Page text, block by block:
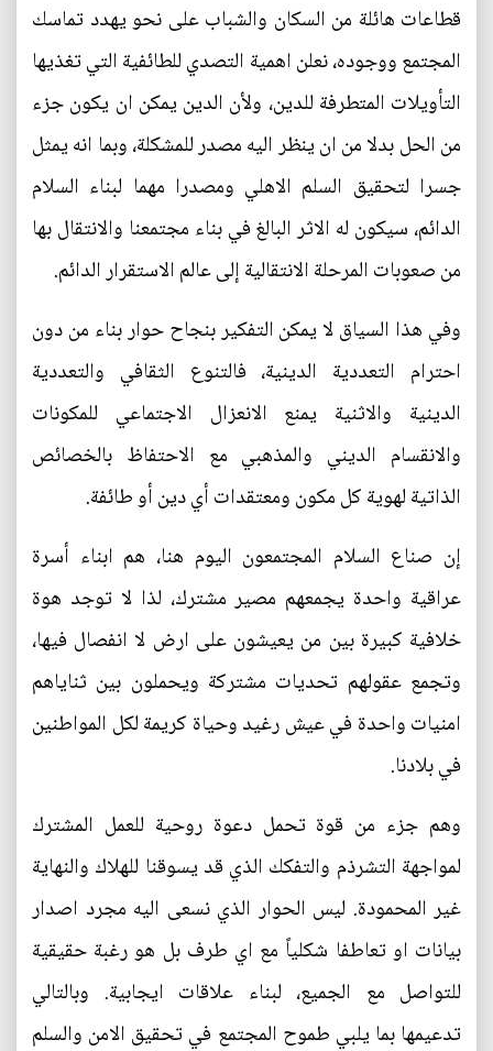
قطاعات هائلة من السكان والشباب على نحو يهدد تماسك
المجتمع ووجوده، نعلن اهمية التصدي للطائفية التي تغذيها
التأويلات المتطرفة للدين، ولأن الدين يمكن ان يكون جزء
من الحل بدلا من ان ينظر اليه مصدر للمشكلة، وبما انه يمثل
جسرا لتحقيق السلم الاهلي ومصدرا مهما لبناء السلام
الدائم، سيكون له الاثر البالغ في بناء مجتمعنا والانتقال بها
من صعوبات المرحلة الانتقالية إلى عالم الاستقرار الدائم.
وفي هذا السياق لا يمكن التفكير بنجاح حوار بناء من دون
احترام التعددية الدينية، فالتنوع الثقافي والتعددية
الدينية والاثنية يمنع الانعزال الاجتماعي للمكونات
والانقسام الديني والمذهبي مع الاحتفاظ بالخصائص
الذاتية لهوية كل مكون ومعتقدات أي دين أو طائفة.
إن صناع السلام المجتمعون اليوم هنا، هم ابناء أسرة
عراقية واحدة يجمعهم مصير مشترك، لذا لا توجد هوة
خلافية كبيرة بين من يعيشون على ارض لا انفصال فيها،
وتجمع عقولهم تحديات مشتركة ويحملون بين ثناياهم
امنيات واحدة في عيش رغيد وحياة كريمة لكل المواطنين
في بلادنا.
وهم جزء من قوة تحمل دعوة روحية للعمل المشترك
لمواجهة التشرذم والتفكك الذي قد يسوقنا للهلاك والنهاية
غير المحمودة. ليس الحوار الذي نسعى اليه مجرد اصدار
بيانات او تعاطفا شكلياً مع اي طرف بل هو رغبة حقيقية
للتواصل مع الجميع، لبناء علاقات ايجابية. وبالتالي
تدعيمها بما يلبي طموح المجتمع في تحقيق الامن والسلم